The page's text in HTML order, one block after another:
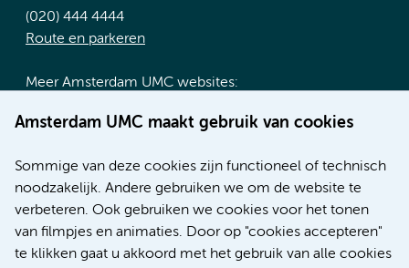
Amsterdam UMC maakt gebruik van cookies
Sommige van deze cookies zijn functioneel of technisch
noodzakelijk. Andere gebruiken we om de website te
verbeteren. Ook gebruiken we cookies voor het tonen
van filmpjes en animaties. Door op "cookies accepteren"
te klikken gaat u akkoord met het gebruik van alle cookies
(020) 444 4444
Route en parkeren
Meer Amsterdam UMC websites:
Werken bij Amsterdam UMC
Nieuws
Research
Educatie locatie AMC
Educatie locatie VUmc